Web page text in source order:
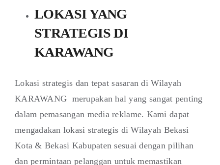
LOKASI YANG
STRATEGIS DI
KARAWANG
Lokasi strategis dan tepat sasaran di Wilayah
KARAWANG merupakan hal yang sangat penting
dalam pemasangan media reklame. Kami dapat
mengadakan lokasi strategis di Wilayah Bekasi
Kota & Bekasi Kabupaten sesuai dengan pilihan
dan permintaan pelanggan untuk memastikan